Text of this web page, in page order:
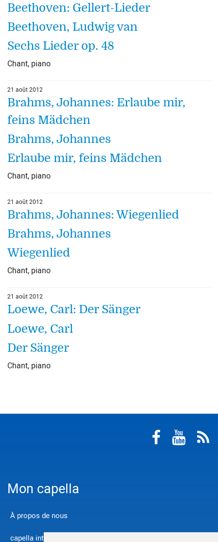
Beethoven: Gellert-Lieder
Beethoven, Ludwig van
Sechs Lieder op. 48
Chant, piano
21 août 2012
Brahms, Johannes: Erlaube mir,
feins Mädchen
Brahms, Johannes
Erlaube mir, feins Mädchen
Chant, piano
21 août 2012
Brahms, Johannes: Wiegenlied
Brahms, Johannes
Wiegenlied
Chant, piano
21 août 2012
Loewe, Carl: Der Sänger
Loewe, Carl
Der Sänger
Chant, piano
Mon capella
À propos de nous
capella international